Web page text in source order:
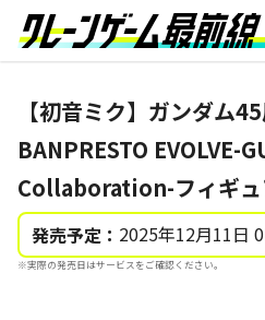
【初音ミク】ガンダム
BANPRESTO EVOLVE-
Collaboration-フィギュ
発売予定： 2025年12月11日
※実際の発売日はサービスをご確認ください。